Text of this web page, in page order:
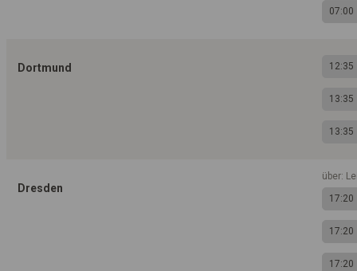
07:00
Dortmund 12:35
13:35
13:35
Dresden
über:
17:20
17:20
17:20